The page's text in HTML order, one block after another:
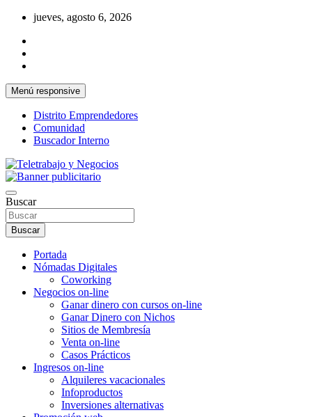
Saltar
contenido
jueves, agosto 6, 2026
Menú responsive
Distrito Emprendedores
Comunidad
Buscador Interno
Teletrabajo y Negocios
Buscar
Buscar
Portada
Nómadas Digitales
Coworking
Negocios on-line
Ganar dinero con cursos on-line
Ganar Dinero con Nichos
Sitios de Membresía
Venta on-line
Casos Prácticos
Ingresos on-line
Alquileres vacacionales
Infoproductos
Inversiones alternativas